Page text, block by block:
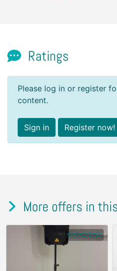
Ratings
Please log in or register
content.
Sign in Register now!
More offers in